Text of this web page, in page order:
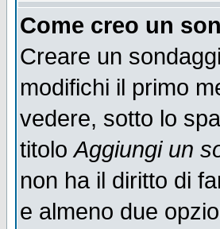
Come creo un
Creare un
modifichi il primo
vedere, sotto lo
titoloAggiungi un
non ha il diritto di
e almeno due